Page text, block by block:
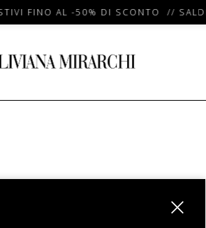
FINO AL -50% DI SCONTO //